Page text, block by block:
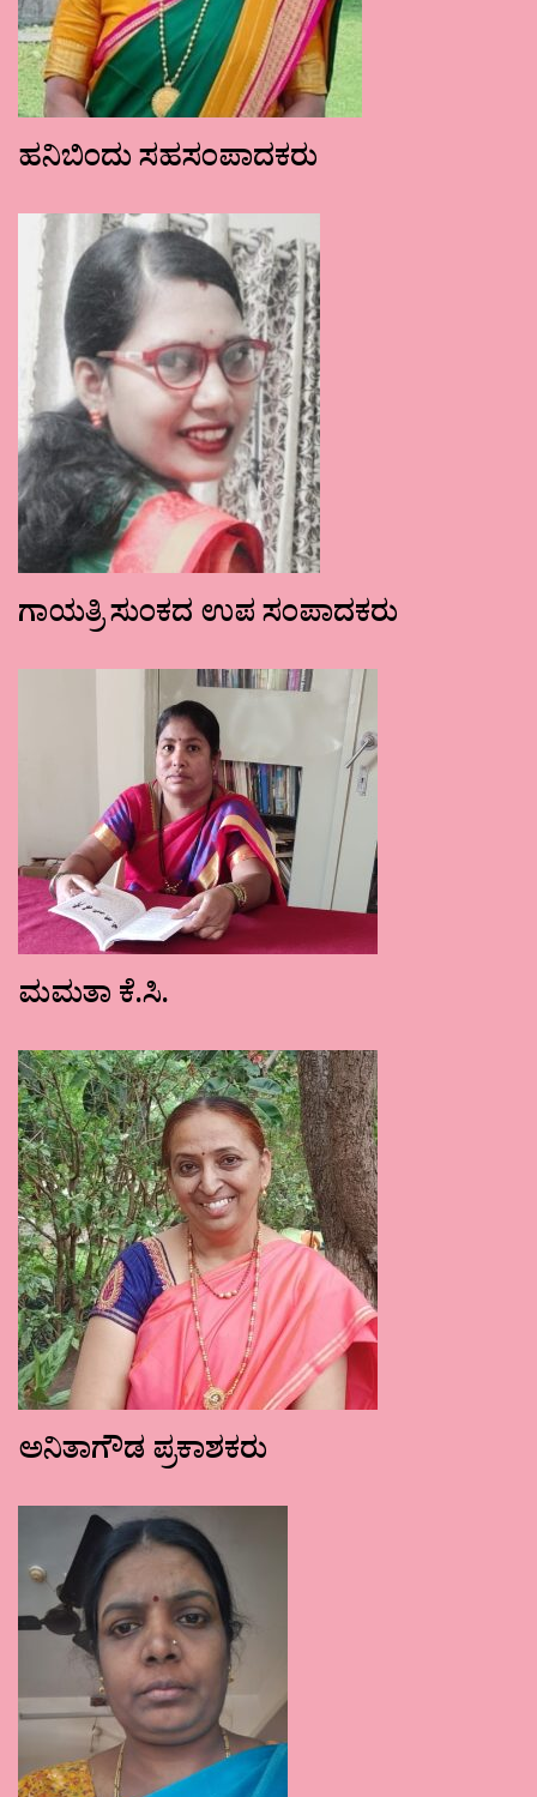
ಹನಿಬಿಂದು ಸಹಸಂಪಾದಕರು
ಗಾಯತ್ರಿ ಸುಂಕದ ಉಪ ಸಂಪಾದಕರು
ಮಮತಾ ಕೆ.ಸಿ.
ಅನಿತಾಗೌಡ ಪ್ರಕಾಶಕರು